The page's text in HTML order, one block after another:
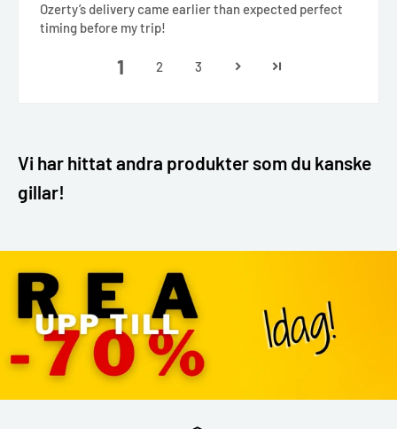
Ozerty’s delivery came earlier than expected perfect
timing before my trip!
1 2 3
Vi har hittat andra produkter som du kanske
gillar!